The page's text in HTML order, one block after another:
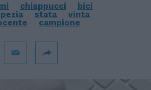
chiappucci
bici
stata
vinta
campione